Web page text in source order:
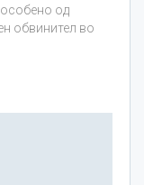
од
обвинител во